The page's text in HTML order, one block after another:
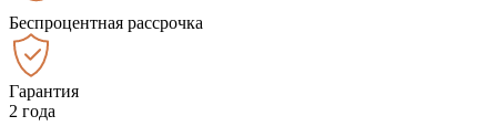
Беспроцентная рассрочка
Гарантия
2 года